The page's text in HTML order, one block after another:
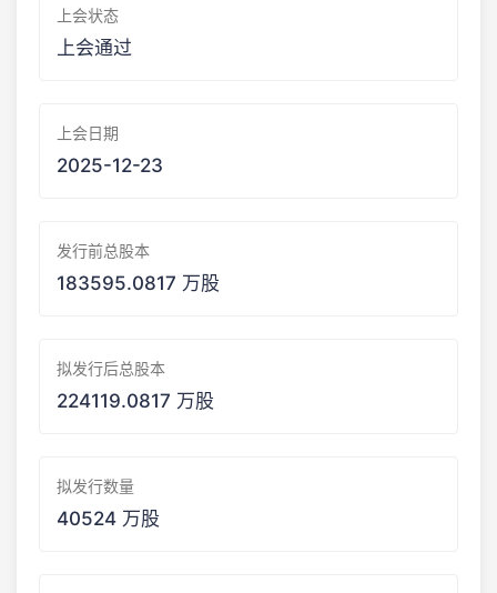
上会状态
上会通过
上会日期
2025-12-23
发行前总股本
183595.0817 万股
拟发行后总股本
224119.0817 万股
拟发行数量
40524 万股